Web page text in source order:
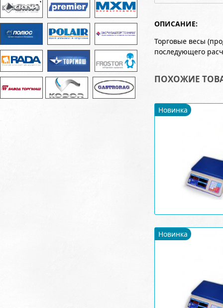
ОПИСАНИЕ:
Торговые весы
последующего
ПОХОЖИЕ
Новинка
Новинка